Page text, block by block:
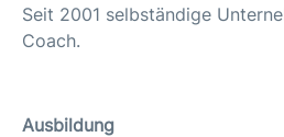
Seit 2001 selbständige
Coach.
Ausbildung